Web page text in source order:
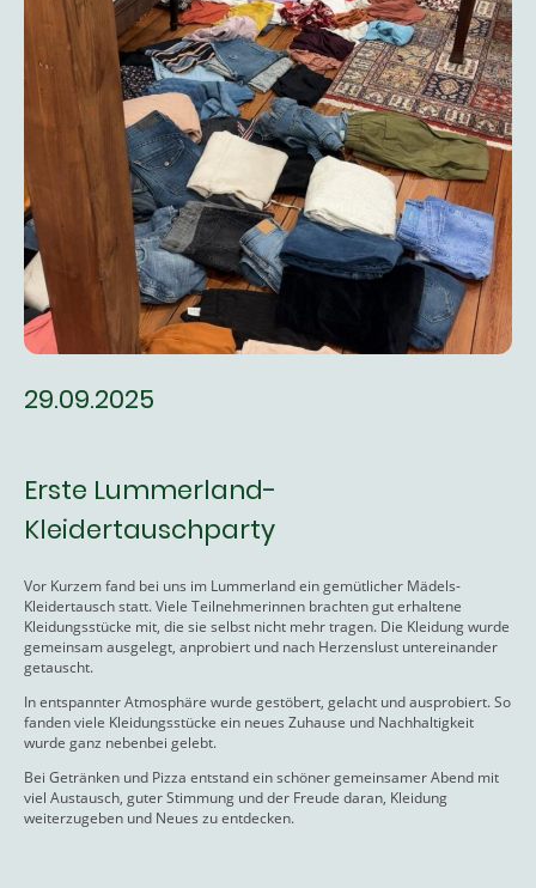
29.09.2025
Erste Lummerland-
Kleidertauschparty
Vor Kurzem fand bei uns im Lummerland ein gemütlicher Mädels-
Kleidertausch statt. Viele Teilnehmerinnen brachten gut erhaltene
Kleidungsstücke mit, die sie selbst nicht mehr tragen. Die Kleidung wurde
gemeinsam ausgelegt, anprobiert und nach Herzenslust untereinander
getauscht.
In entspannter Atmosphäre wurde gestöbert, gelacht und ausprobiert. So
fanden viele Kleidungsstücke ein neues Zuhause und Nachhaltigkeit
wurde ganz nebenbei gelebt.
Bei Getränken und Pizza entstand ein schöner gemeinsamer Abend mit
viel Austausch, guter Stimmung und der Freude daran, Kleidung
weiterzugeben und Neues zu entdecken.